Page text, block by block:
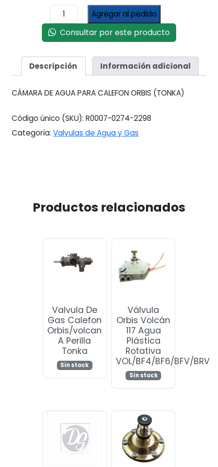
Camara
/
Valvula
De
Para
Calefon
/
Legitimo
cantidad
Agregar al pedido
Consultar por este producto
Descripción Información adicional
CÁMARA DE AGUA PARA CALEFON ORBIS (TONKA)
Código único (SKU): R0007-0274-2298
Categoría: Valvulas de Agua y Gas
Productos relacionados
Valvula De
Gas Calefon
Orbis/volcan
A Perilla
Tonka
Sin stock
Válvula
Orbis Volcán
117 Agua
Plástica
Rotativa
VOL/BF4/BF6/BFV/BRV
Sin stock